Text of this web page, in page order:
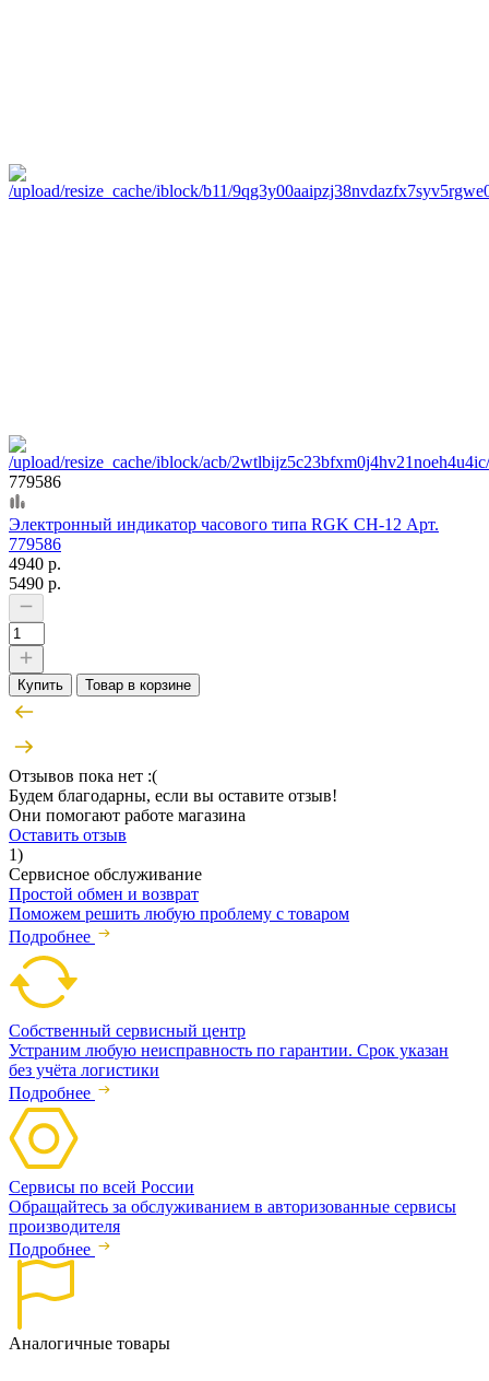
779586
Электронный индикатор часового типа RGK CH-12 Арт.
779586
4940 р.
5490 р.
Купить Товар в корзине
Отзывов пока нет :(
Будем благодарны, если вы оставите отзыв!
Они помогают работе магазина
Оставить отзыв
1)
Сервисное обслуживание
Простой обмен и возврат
Поможем решить любую проблему с товаром
Подробнее
Собственный сервисный центр
Устраним любую неисправность по гарантии. Срок указан
без учёта логистики
Подробнее
Сервисы по всей России
Обращайтесь за обслуживанием в авторизованные сервисы
производителя
Подробнее
Аналогичные товары